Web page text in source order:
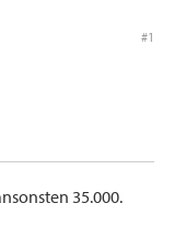
#1
35.000.